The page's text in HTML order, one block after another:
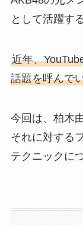
として活躍す
近年、
話題を呼んで
今回は、柏木
それに対する
テクニックに